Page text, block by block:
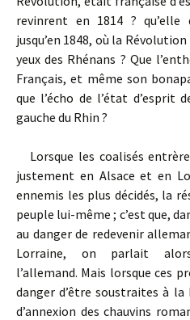
revinrent en 1814 ? qu’elle
jusqu’en 1848, où la
yeux des Rhénans ? Que
Français, et même son
que l’écho de l’état
gauche du Rhin ?
Lorsque les coalisés
justement en Alsace et en
ennemis les plus décidés, la
peuple lui-même ; c’est que,
au danger de redevenir
Lorraine, on parlait
l’allemand. Mais lorsque ces
danger d’être soustraites à
d’annexion des chauvins